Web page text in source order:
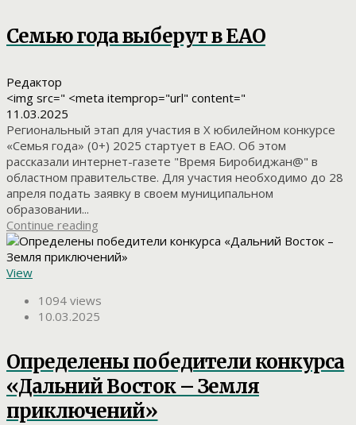
Семью года выберут в ЕАО
Редактор
<img src=" <meta itemprop="url" content="
11.03.2025
Региональный этап для участия в X юбилейном конкурсе
«Семья года» (0+) 2025 стартует в ЕАО. Об этом
рассказали интернет-газете "Время Биробиджан@" в
областном правительстве. Для участия необходимо до 28
апреля подать заявку в своем муниципальном
образовании...
Continue reading
View
1094 views
10.03.2025
Определены победители конкурса
«Дальний Восток – Земля
приключений»